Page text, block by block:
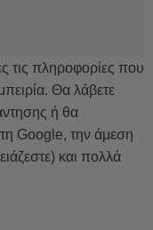
τις πληροφορίες που
Θα λάβετε
ή θα
Google, την άμεση
και πολλά